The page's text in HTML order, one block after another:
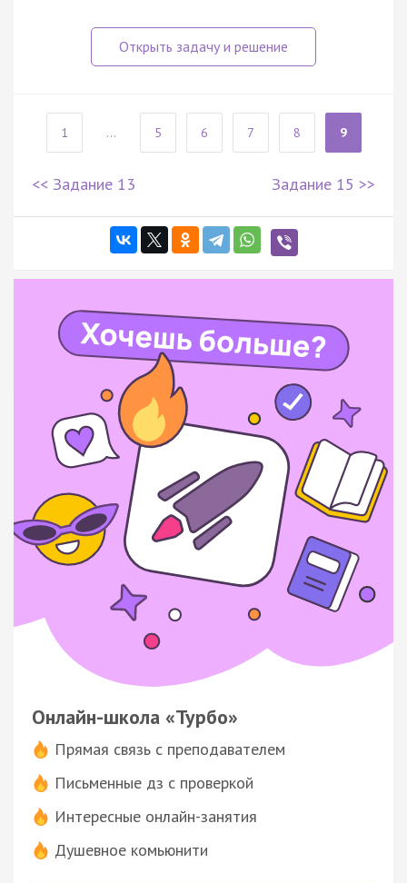
1 ... 5 6 7 8 9
<< Задание 13 Задание 15 >>
Онлайн-школа «Турбо»
Прямая связь с преподавателем
Письменные дз с проверкой
Интересные онлайн-занятия
Душевное комьюнити